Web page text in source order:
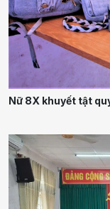
Nữ 8X khuyết tật